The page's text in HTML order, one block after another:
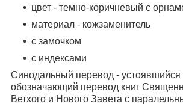
цвет - темно-коричневый с
материал - кожзаменитель
с замочком
с индексами
Синодальный перевод - устоявшийся
обозначающий перевод книг
Ветхого и Нового Завета с